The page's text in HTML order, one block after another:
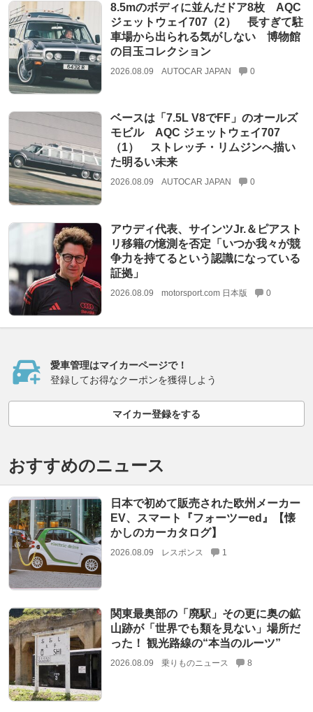
8.5mのボディに並んだドア8枚 AQC
ジェットウェイ707（2） 長すぎて駐
車場から出られる気がしない 博物館
の目玉コレクション
2026.08.09 AUTOCAR JAPAN 0
ベースは「7.5L V8でFF」のオールズ
モビル AQC ジェットウェイ707
（1） ストレッチ・リムジンへ描い
た明るい未来
2026.08.09 AUTOCAR JAPAN 0
アウディ代表、サインツJr.＆ピアスト
リ移籍の憶測を否定「いつか我々が競
争力を持てるという認識になっている
証拠」
2026.08.09 motorsport.com 日本版 0
愛車管理はマイカーページで！
登録してお得なクーポンを獲得しよう
マイカー登録をする
おすすめのニュース
日本で初めて販売された欧州メーカー
EV、スマート『フォーツーed』【懐
かしのカーカタログ】
2026.08.09 レスポンス 1
関東最奥部の「廃駅」その更に奥の鉱
山跡が「世界でも類を見ない」場所だ
った！ 観光路線の“本当のルーツ”
2026.08.09 乗りものニュース 8